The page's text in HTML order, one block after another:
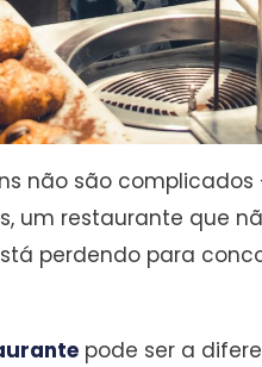
não são
um restaurante que
perdendo para
pode ser a